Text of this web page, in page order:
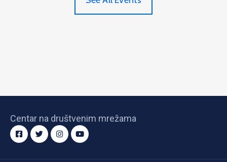
Centar na društvenim mrežama